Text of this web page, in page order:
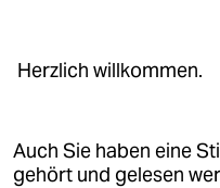
epaper login
Herzlich willkommen.
Auch Sie haben eine
gehört und gelesen